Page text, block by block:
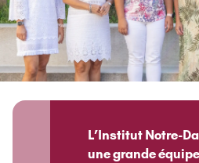
L’Institut Notre-
une grande